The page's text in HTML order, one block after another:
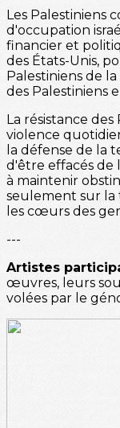
Les Palestiniens
d'occupation
financier et
des États-Unis,
Palestiniens de
des Palestiniens
La résistance des
violence
la défense de la
d'être effacés de
à maintenir
seulement sur la
les cœurs des
---
Artistes
œuvres, leurs
volées par le